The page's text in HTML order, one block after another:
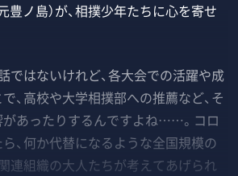
豊ノ島）が、相撲少年たちに心を寄せ
ではないけれど、各大会での活躍や成
、高校や大学相撲部への推薦など、そ
があったりするんですよね……。コロ
、何か代替になるような全国規模の
連組織の大人たちが考えてあげられ